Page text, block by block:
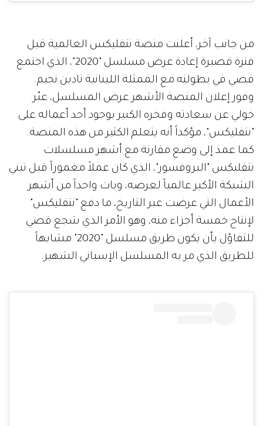
من جانب آخر، أعلنت منصة نتفليكس العالمية قبل
فترة قصيرة إعادة عرض مسلسل "2020"، الذي اجتمع
قصي في بطولته مع الممثلة اللبنانية نادين نجيم.
وفور إعلان المنصة الأشهر عرض المسلسل، عبّر
خولي عن سعادته وفخره الكبير بوجود أحد أعماله على
"نتفليكس"، مؤكداً أنه يتعلم الكثير من هذه المنصة.
كما عمد إلى وضع مقارنة مع أشهر مسلسلات
نتفليكس "البروفسور"، الذي كان عملاً مغموراً قبل تبني
الشبكة الأكبر عالمياً لعرضه، وبات واحداً من أشهر
الأعمال التي عرضت عبر التاريخ، ما دفع "نتفليكس"
لإنتاج خمسة أجزاء منه، وهو الأمر الذي شجع قصي
للتفاؤل بأن يكون طريق مسلسل "2020" مشابهاً
للطريق الذي مر به المسلسل الإسباني الشهير.